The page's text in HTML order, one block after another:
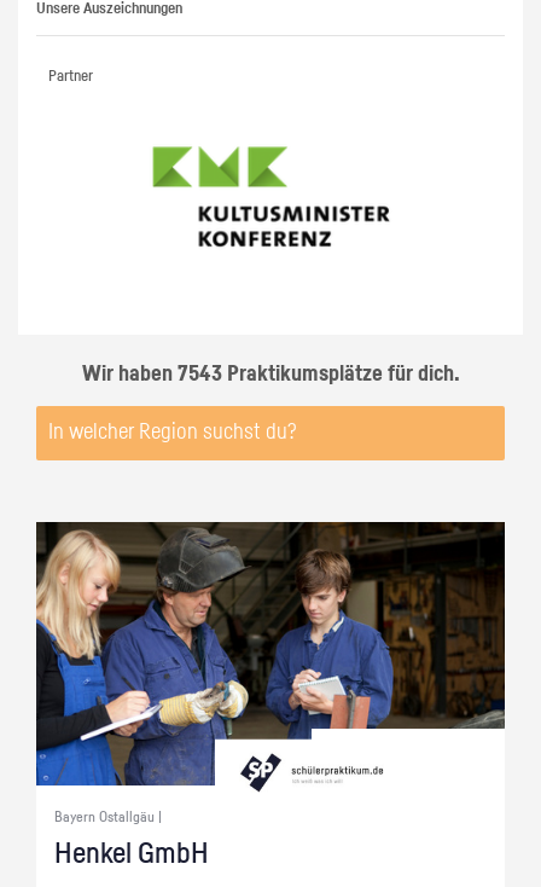
Unsere Auszeichnungen
Partner
Wir haben 7543 Praktikumsplätze für dich.
Bayern Ostallgäu |
Hen­kel GmbH